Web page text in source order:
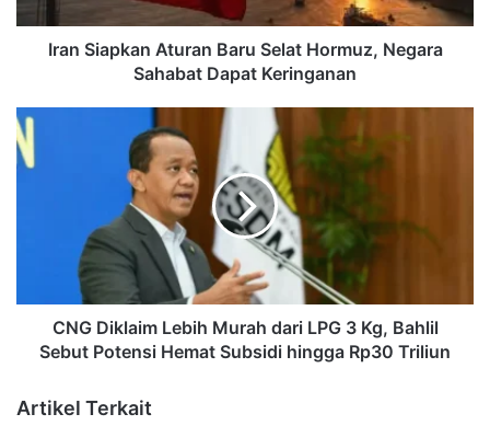
Dapat
Keringanan
Iran Siapkan Aturan Baru Selat Hormuz, Negara
Sahabat Dapat Keringanan
CNG
Diklaim
Lebih
Bahlil
Sebut
Potensi
hingga
CNG Diklaim Lebih Murah dari LPG 3 Kg, Bahlil
Sebut Potensi Hemat Subsidi hingga Rp30 Triliun
Artikel Terkait